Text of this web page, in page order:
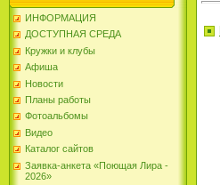
ИНФОРМАЦИЯ
ДОСТУПНАЯ СРЕДА
Кружки и клубы
Афиша
Новости
Планы работы
Фотоальбомы
Видео
Каталог сайтов
Заявка-анкета «Поющая Лира -
2026»